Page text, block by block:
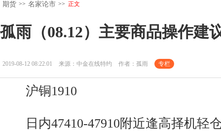
期货 >> 名家论市 >> 正文
孤雨（08.12）主要商品操作建
2019-08-12 08:22:01 来源：中金在线特约 作者：孤雨 专栏
沪铜1910
日内47410-47910附近逢高择机轻